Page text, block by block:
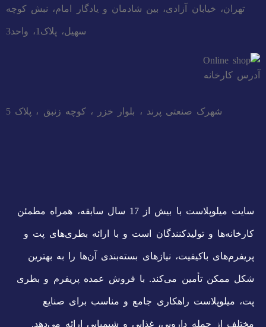
تهران، خیابان آزادی، بین شادمان و یادگار امام، نبش کوچه
سهیل، پلاک1، واحد3
آدرس کارخانه
شهرک صنعتی پرند ، بلوار خزر ، کوچه زنبق ، پلاک 5
سایت میلوپلاست با بیش از 17 سال سابقه، همراه مطمئن
کارخانه‌ها و تولیدکنندگان است و با ارائه بطری‌های پت و
پریفرم‌های باکیفیت، نیازهای بسته‌بندی آن‌ها را به بهترین
شکل ممکن تأمین می‌کند. با فروش عمده پریفرم و بطری
پت، میلوپلاست راهکاری جامع و مناسب برای صنایع
مختلف از جمله دارویی، غذایی و شیمیایی ارائه می‌دهد.